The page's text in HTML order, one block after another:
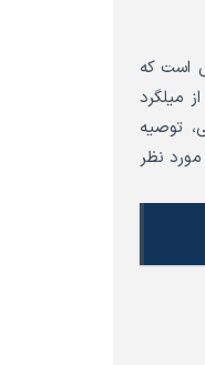
است که
میلگرد
توصیه
نظر